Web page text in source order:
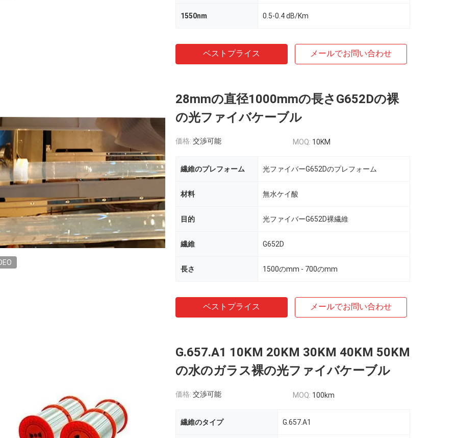
1550nm 0.5-0.4 dB/Km
ベストプライス メールでお問い合わせ
28mmの直径1000mmの長さG652Dの裸
の光ファイバケーブル
価格: 交渉可能 MOQ: 10KM
繊維のプレフォーム 光ファイバーG652Dのプレフォーム
材料 無水ケイ酸
目的 光ファイバーG652D裸繊維
繊維 G652D
長さ 1500のmm - 700のmm
ベストプライス メールでお問い合わせ
G.657.A1 10KM 20KM 30KM 40KM 50KM
の水のガラス裸の光ファイバケーブル
価格: 交渉可能 MOQ: 100km
繊維のタイプ G.657.A1